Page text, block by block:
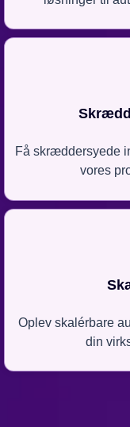
Få skræddersyede
vores
Oplev skalérbare
din